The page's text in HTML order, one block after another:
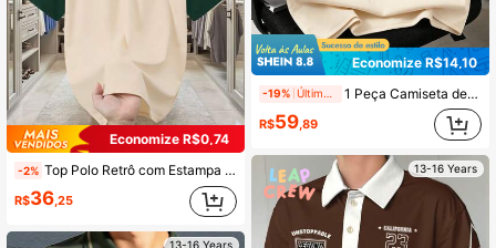
Economize R$0,74
-2% Top Polo Retrô com Estampa da Itália de Milão para Meninos, Top T com Manga Raglan Solta e Gola, Tecido Macio e Confortável, Adequada para Uso Escolar e Casual no Verão
R$36,25
13-16 Years
Economize R$14,10
-19% 1 Peça Camiseta de Manga Curta com Gola Polo para Meninos Adolescentes, Estampada com "LA" em Inglês e Silhueta de Palmeira - Manga Curta Casual Solta, Camiseta de Manga Curta com Gola Polo para Meninos Adolescentes - Presente de Verão Perfeito, Adequado para Uso na Primavera e Verão na Escola e em Passeios
R$59 ,89
13-16 Years